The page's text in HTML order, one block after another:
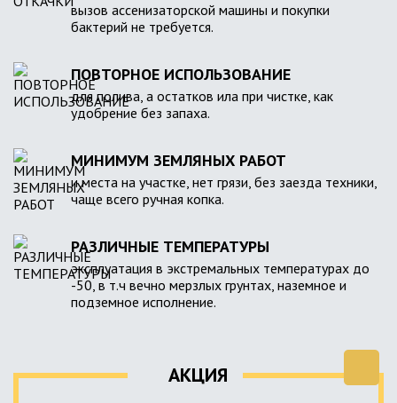
вызов ассенизаторской машины и покупки
бактерий не требуется.
ПОВТОРНОЕ ИСПОЛЬЗОВАНИЕ
для полива, а остатков ила при чистке, как
удобрение без запаха.
МИНИМУМ ЗЕМЛЯНЫХ РАБОТ
и места на участке, нет грязи, без заезда техники,
чаще всего ручная копка.
РАЗЛИЧНЫЕ ТЕМПЕРАТУРЫ
эксплуатация в экстремальных температурах до
-50, в т.ч вечно мерзлых грунтах, наземное и
подземное исполнение.
АКЦИЯ